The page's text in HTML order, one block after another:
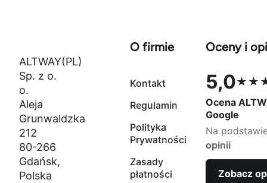
ALTWAY(PL)
Sp. z o.
o.
Aleja
Grunwaldzka
212
80-266
Gdańsk,
Polska
O firmie
Kontakt
Regulamin
Polityka
Prywatności
Zasady
płatności
Oceny i
5,0
Ocena 5,0
Ocena
Google
Na
opinii
Zobacz